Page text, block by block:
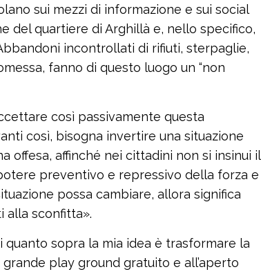
sui mezzi di informazione e sui social
del quartiere di Arghillà e, nello specifico,
incontrollati di rifiuti, sterpaglie,
fanno di questo luogo un “non
così passivamente questa
così, bisogna invertire una situazione
offesa, affinché nei cittadini non si insinui il
preventivo e repressivo della forza e
possa cambiare, allora significa
alla sconfitta».
quanto sopra la mia idea è trasformare la
play ground gratuito e all’aperto